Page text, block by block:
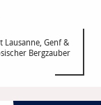
Lausanne, Genf &
Bergzauber